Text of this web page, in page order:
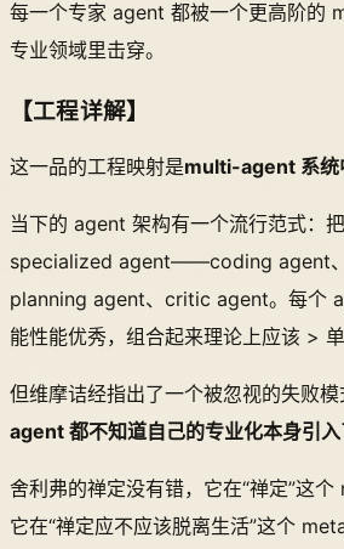
每一个专家 agent 都被一个更高阶的
专业领域里击穿。
【工程详解】
这一品的工程映射是multi-agent 系统
当下的 agent 架构有一个流行范式：
specialized agent——coding agent、
planning agent、critic agent。每个
能性能优秀，组合起来理论上应该 >
但维摩诘经指出了一个被忽视的失败模
agent 都不知道自己的专业化本身引入
舍利弗的禅定没有错，它在“禅定”这
它在“禅定应不应该脱离生活”这个